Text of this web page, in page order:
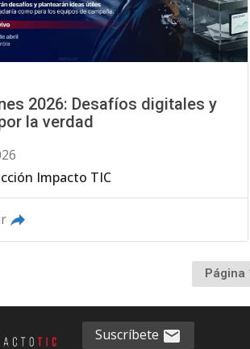
2026: Desafíos digitales y
la verdad
Impacto TIC
Página
Suscríbete